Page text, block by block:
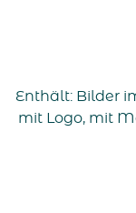
Enthält: Bilder
mit Logo, mit